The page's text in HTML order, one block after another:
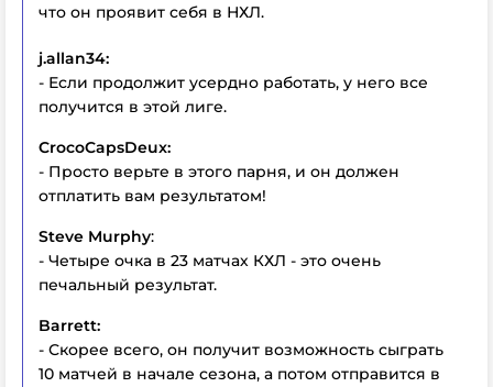
что он проявит себя в НХЛ.
j.allan34:
- Если продолжит усердно работать, у него все
получится в этой лиге.
CrocoCapsDeux:
- Просто верьте в этого парня, и он должен
отплатить вам результатом!
Steve Murphy:
- Четыре очка в 23 матчах КХЛ - это очень
печальный результат.
Barrett:
- Скорее всего, он получит возможность сыграть
10 матчей в начале сезона, а потом отправится в